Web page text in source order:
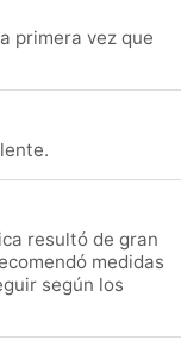
primera vez que
resultó de gran
medidas
según los